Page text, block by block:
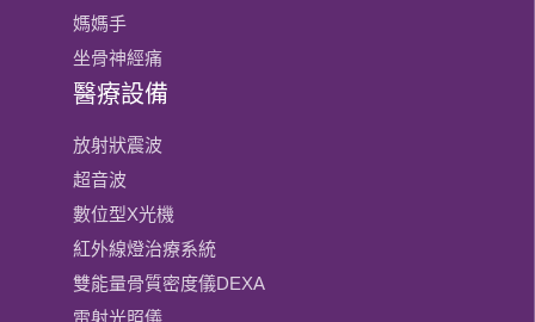
媽媽手
坐骨神經痛
醫療設備
放射狀震波
超音波
數位型X光機
紅外線燈治療系統
雙能量骨質密度儀DEXA
雷射光照儀